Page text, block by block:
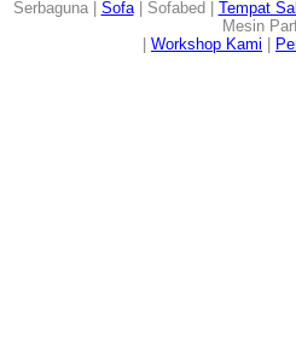
Serbaguna | Sofa| Sofabed | Tempat
Mesin
Workshop Kami